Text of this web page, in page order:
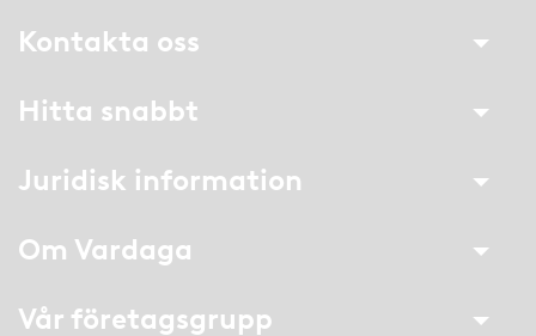
Kontakta oss
Hitta snabbt
Juridisk information
Om Vardaga
Vår företagsgrupp